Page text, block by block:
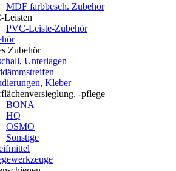
MDF farbbesch. Zubehör
Leisten
PVC-Leiste-Zubehör
Zubehör
Unterlagen
Kleber
-pflege
BONA
HQ
OSMO
Sonstige